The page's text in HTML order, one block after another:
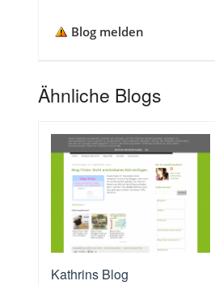
Blog melden
Ähnliche Blogs
Kathrins Blog